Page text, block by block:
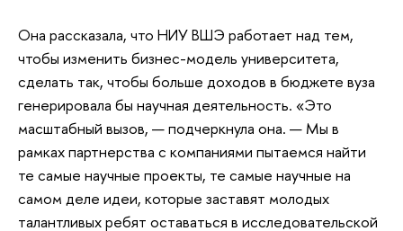
Она рассказала, что НИУ ВШЭ работает над тем,
чтобы изменить бизнес-модель университета,
сделать так, чтобы больше доходов в бюджете вуза
генерировала бы научная деятельность. «Это
масштабный вызов, — подчеркнула она. — Мы в
рамках партнерства с компаниями пытаемся найти
те самые научные проекты, те самые научные на
самом деле идеи, которые заставят молодых
талантливых ребят оставаться в исследовательской